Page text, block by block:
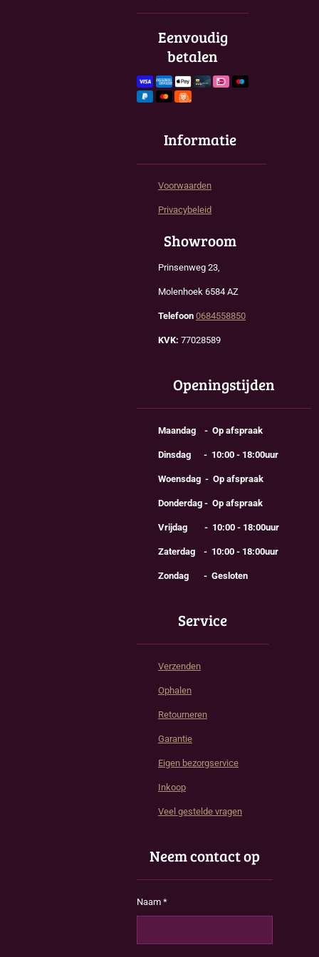
b
o
k
a
r
a
m
s
p
Eenvoudig
betalen
Informatie
Voorwaarden
Privacybeleid
Showroom
Prinsenweg 23,
Molenhoek 6584 AZ
Telefoon 0684558850
KVK: 77028589
Openingstijden
Maandag - Op afspraak
Dinsdag - 10:00 - 18:00uur
Woensdag - Op afspraak
Donderdag - Op afspraak
Vrijdag - 10:00 - 18:00uur
Zaterdag - 10:00 - 18:00uur
Zondag - Gesloten
Service
Verzenden
Ophalen
Retourneren
Garantie
Eigen bezorgservice
Inkoop
Veel gestelde vragen
Neem contact op
Naam *